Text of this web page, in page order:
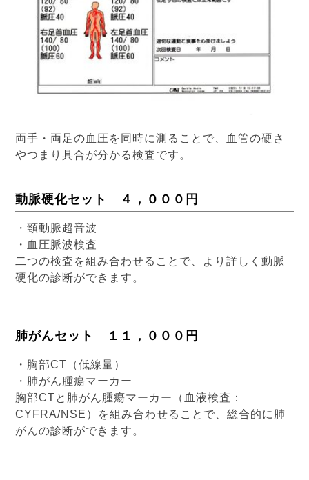
両手・両足の血圧を同時に測ることで、血管の硬さ
やつまり具合が分かる検査です。
動脈硬化セット ４，０００円
・頸動脈超音波
・血圧脈波検査
二つの検査を組み合わせることで、より詳しく動脈
硬化の診断ができます。
肺がんセット １１，０００円
・胸部CT（低線量）
・肺がん腫瘍マーカー
胸部CTと肺がん腫瘍マーカー（血液検査：
CYFRA/NSE）を組み合わせることで、総合的に肺
がんの診断ができます。